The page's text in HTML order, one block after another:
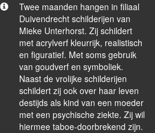
Twee maanden hangen in filiaal
Duivendrecht schilderijen van
Mieke Unterhorst. Zij schildert
met acrylverf kleurrijk, realistisch
en figuratief. Met soms gebruik
van goudverf en symboliek.
Naast de vrolijke schilderijen
schildert zij ook over haar leven
destijds als kind van een moeder
met een psychische ziekte. Zij wil
hiermee taboe-doorbrekend zijn.